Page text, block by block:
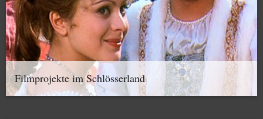
Filmprojekte im Schlösserland